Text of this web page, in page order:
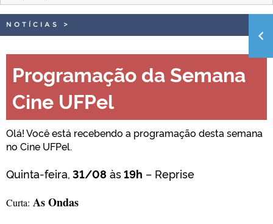
TELEFONES
NOTÍCIAS >
Programação da Semana
Cine UFPel
Olá! Você está recebendo a programação desta semana
no Cine UFPel.
Quinta-feira, 31/08 às19h – Reprise
Curta: As Ondas